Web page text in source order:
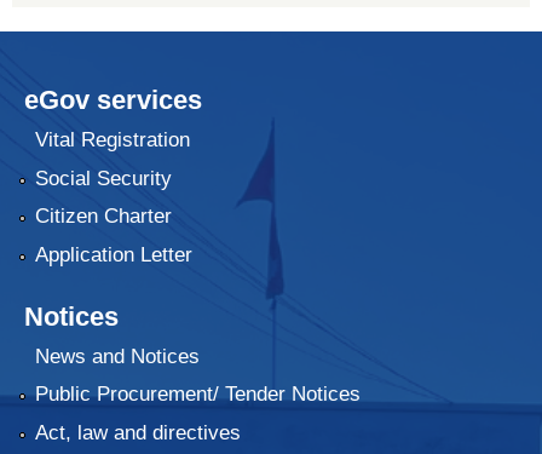
eGov services
Vital Registration
Social Security
Citizen Charter
Application Letter
Notices
News and Notices
Public Procurement/ Tender Notices
Act, law and directives